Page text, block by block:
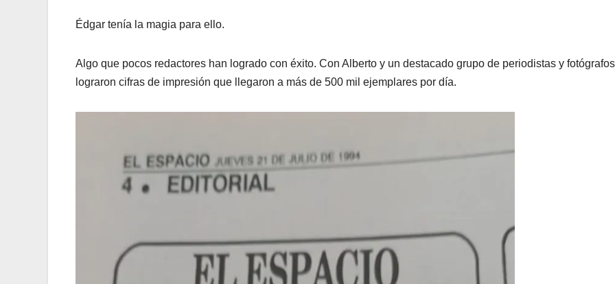
Édgar tenía la magia para ello.
Algo que pocos redactores han logrado con éxito. Con Alberto y un destacado grupo de periodistas y fotógrafos
lograron cifras de impresión que llegaron a más de 500 mil ejemplares por día.